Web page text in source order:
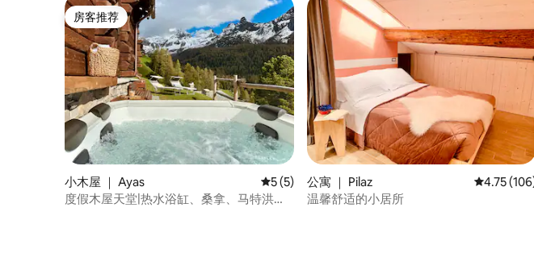
房客推荐
房客推荐
小木屋 ｜ Ayas 平均评分 5 分（满分 5 分），共 5 条评价
5 (5)
度假木屋天堂|热水浴缸、桑拿、马特洪景
公寓 ｜ Pilaz 平均评分
4.75
温馨舒适的小居所